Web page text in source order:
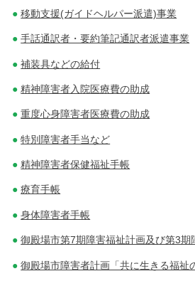
移動支援(ガイドヘルパー派遣)事業
手話通訳者・要約筆記通訳者派遣事業
補装具などの給付
精神障害者入院医療費の助成
重度心身障害者医療費の助成
特別障害者手当など
精神障害者保健福祉手帳
療育手帳
身体障害者手帳
御殿場市第7期障害福祉計画及び第3期
御殿場市障害者計画「共に生きる福祉